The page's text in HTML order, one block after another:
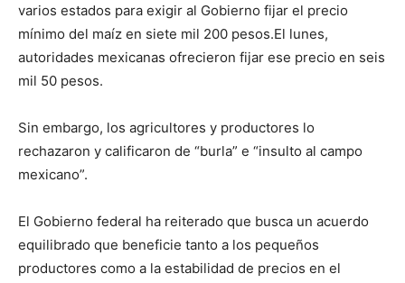
varios estados para exigir al Gobierno fijar el precio
mínimo del maíz en siete mil 200 pesos.El lunes,
autoridades mexicanas ofrecieron fijar ese precio en seis
mil 50 pesos.
Sin embargo, los agricultores y productores lo
rechazaron y calificaron de “burla” e “insulto al campo
mexicano”.
El Gobierno federal ha reiterado que busca un acuerdo
equilibrado que beneficie tanto a los pequeños
productores como a la estabilidad de precios en el